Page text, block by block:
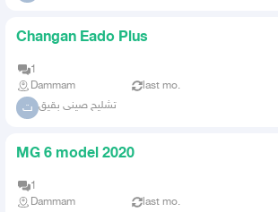
Changan Eado Plus
1
Dammam
last mo.
ت تشليح صينى بقيق
MG 6 model 2020
1
Dammam
last mo.